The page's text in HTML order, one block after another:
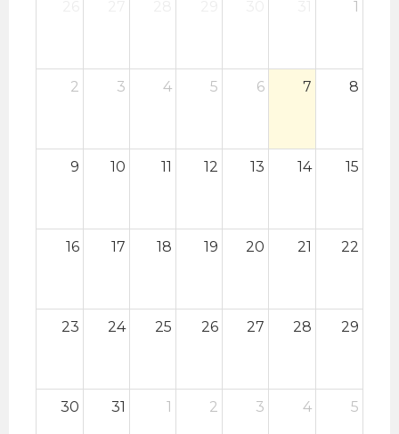
1
2 3 4 5 6 7 8
9 10 11 12 13 14 15
16 17 18 19 20 21 22
23 24 25 26 27 28 29
30 31 1 2 3 4 5